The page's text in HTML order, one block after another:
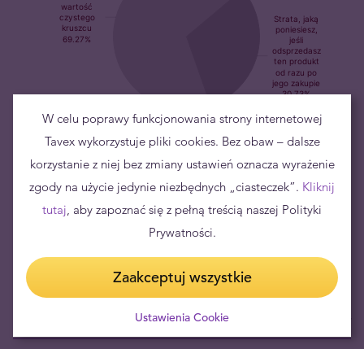
Długoterminowa inwestycja w srebro
Inwestycja w fizyczne srebro to – w perspektywie długoterminowej
– niskie ryzyko utraty kapitału idobry sposób na zabezpieczenie
majątku. W zależności od indywidualnych preferencji oraz
aktualnej sytuacji ekonomiczno-gospodarczej, najczęściej
20% oszczędności.
Aktualna cena sprzedaży 1 szt.
W celu poprawy funkcjonowania strony internetowej
Tavex wykorzystuje pliki cookies. Bez obaw – dalsze
korzystanie z niej bez zmiany ustawień oznacza wyrażenie
zgody na użycie jedynie niezbędnych „ciasteczek”. Kliknij
tutaj, aby zapoznać się z pełną treścią naszej Polityki
Prywatności.
Zaakceptuj wszystkie
Ustawienia Cookie